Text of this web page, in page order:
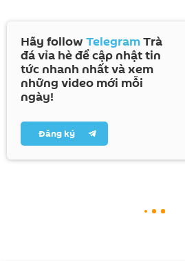
Hãy follow TelegramTrà
đá vỉa hè để cập nhật tin
tức nhanh nhất và xem
những video mới mỗi
ngày!
Đăng ký